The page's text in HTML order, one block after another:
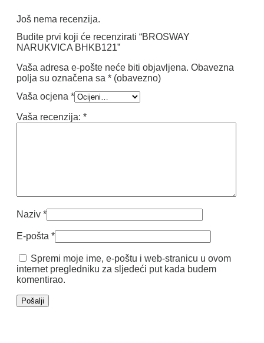
Još nema recenzija.
Budite prvi koji će recenzirati “BROSWAY
NARUKVICA BHKB121”
Vaša adresa e-pošte neće biti objavljena. Obavezna
polja su označena sa * (obavezno)
Vaša ocjena *
Vaša recenzija: *
Naziv *
E-pošta *
Spremi moje ime, e-poštu i web-stranicu u ovom
internet pregledniku za sljedeći put kada budem
komentirao.